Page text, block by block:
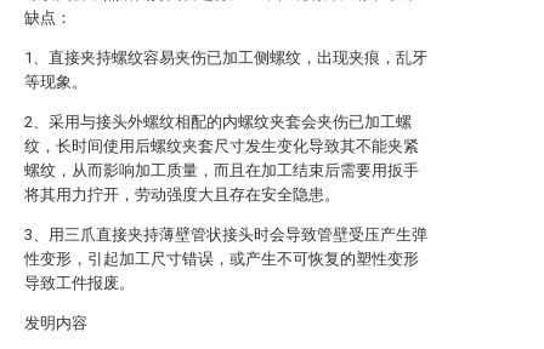
缺点：
1、直接夹持螺纹容易夹伤已加工侧螺纹，出现夹痕，乱牙
等现象。
2、采用与接头外螺纹相配的内螺纹夹套会夹伤已加工螺
纹，长时间使用后螺纹夹套尺寸发生变化导致其不能夹紧
螺纹，从而影响加工质量，而且在加工结束后需要用扳手
将其用力拧开，劳动强度大且存在安全隐患。
3、用三爪直接夹持薄壁管状接头时会导致管壁受压产生弹
性变形，引起加工尺寸错误，或产生不可恢复的塑性变形
导致工件报废。
发明内容